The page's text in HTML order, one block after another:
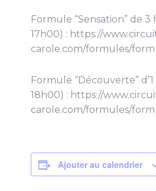
Formule “Sensation” de 3
17h00) : https://
carole.com/formules/
Formule “Découverte”
18h00) : https://
carole.com/formules/
Ajouter au calendrier